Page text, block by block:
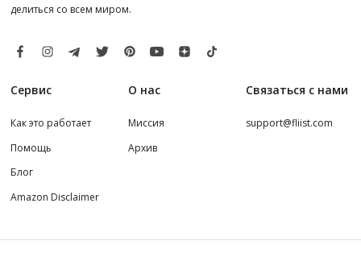
делиться со всем миром.
Сервис
Как это работает
Помощь
Блог
Amazon Disclaimer
О нас
Миссия
Архив
Связаться с нами
support@fliist.com